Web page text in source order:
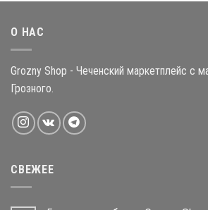
О НАС
Grozny Shop - Чеченский маркетплейс с
Грозного.
СВЕЖЕЕ